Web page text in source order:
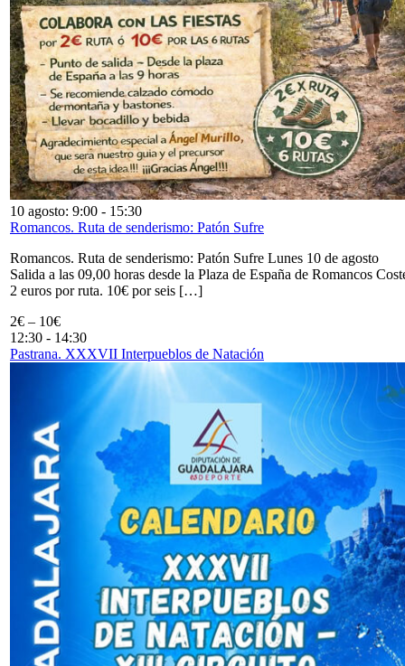
10 agosto: 9:00 - 15:30
Romancos. Ruta de senderismo: Patón Sufre
Romancos. Ruta de senderismo: Patón Sufre Lunes 10 de agosto
Salida a las 09,00 horas desde la Plaza de España de Romancos
2 euros por ruta. 10€ por seis […]
2€ – 10€
12:30 - 14:30
Pastrana. XXXVII Interpueblos de Natación